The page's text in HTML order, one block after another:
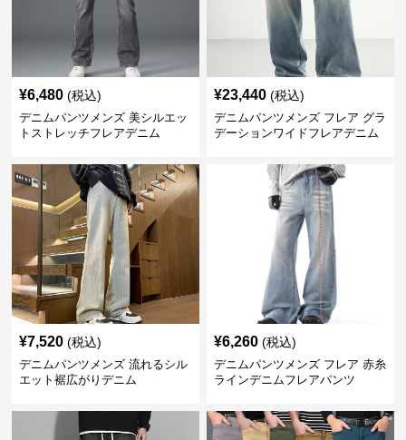
¥6,480 (税込)
デニムパンツメンズ 美シルエッ
トストレッチフレアデニム
¥23,440 (税込)
デニムパンツメンズ フレア グラ
デーションワイドフレアデニム
¥7,520 (税込)
デニムパンツメンズ 流れるシル
エット裾広がりデニム
¥6,260 (税込)
デニムパンツメンズ フレア 赤糸
ラインデニムフレアパンツ